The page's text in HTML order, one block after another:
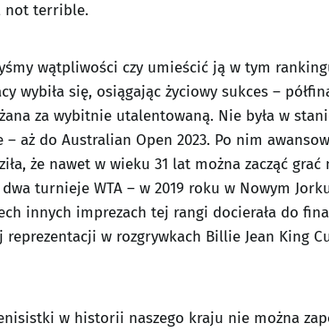
not terrible.
wątpliwości czy umieścić ją w tym
wybiła się, osiągając życiowy sukces –
za wybitnie utalentowaną. Nie była w
aż do Australian Open 2023. Po nim
że nawet w wieku 31 lat można zacząć
turnieje WTA – w 2019 roku w Nowym
innych imprezach tej rangi docierała do
w rozgrywkach Billie Jean King
w historii naszego kraju nie można